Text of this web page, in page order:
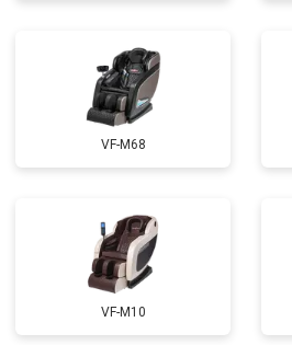
Ремонт купюроприемника
Замена сетевого трансформатора
VF-M68
VF-M10